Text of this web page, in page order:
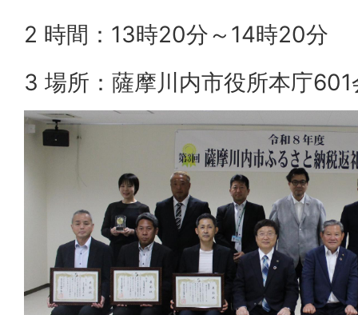
2 時間：13時20分～14時20分
3 場所：薩摩川内市役所本庁601